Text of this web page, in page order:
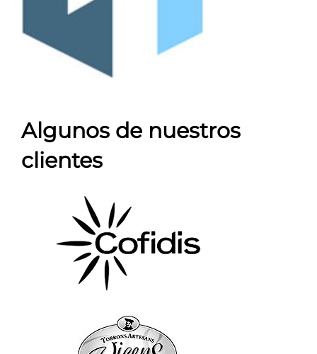
Algunos de nuestros
clientes